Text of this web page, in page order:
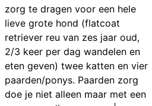
zorg te dragen voor een hele
lieve grote hond (flatcoat
retriever reu van zes jaar oud,
2/3 keer per dag wandelen en
eten geven) twee katten en vier
paarden/ponys. Paarden zorg
doe je niet alleen maar met een